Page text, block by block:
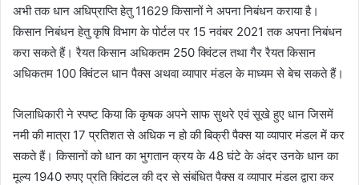
अभी तक धान अधिप्राप्ति हेतु 11629 किसानों ने अपना निबंधन कराया है।
किसान निबंधन हेतु कृषि विभाग के पोर्टल पर 15 नवंबर 2021 तक अपना निबंधन
करा सकते हैं। रैयत किसान अधिकतम 250 क्विंटल तथा गैर रैयत किसान
अधिकतम 100 क्विंटल धान पैक्स अथवा व्यापार मंडल के माध्यम से बेच सकते हैं।
जिलाधिकारी ने स्पष्ट किया कि कृषक अपने साफ सुथरे एवं सूखे हुए धान जिसमें
नमी की मात्रा 17 प्रतिशत से अधिक न हो की बिक्री पैक्स या व्यापार मंडल में कर
सकते हैं। किसानों को धान का भुगतान क्रय के 48 घंटे के अंदर उनके धान का
मूल्य 1940 रुपए प्रति क्विंटल की दर से संबंधित पैक्स व व्यापार मंडल द्वारा कर